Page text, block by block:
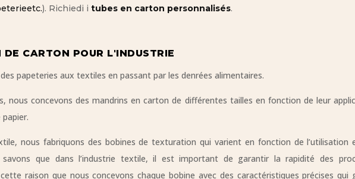
etc.). Richiedi itubes en carton personnalisés.
DE CARTON POUR L'INDUSTRIE
papeteries aux textiles en passant par les denrées alimentaires.
nous concevons des mandrins en carton de différentes tailles en fonction de leur
nous fabriquons des bobines de texturation qui varient en fonction de
savons que dans l’industrie textile, il est important de garantir la rapidité des
raison que nous concevons chaque bobine avec des caractéristiques précises